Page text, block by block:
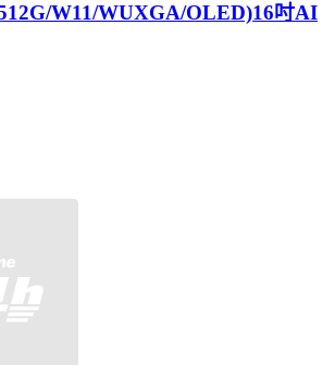
W11/WUXGA/OLED)16吋AI